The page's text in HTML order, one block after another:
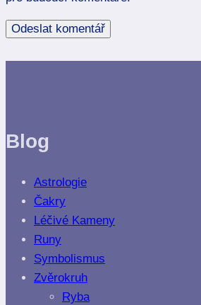
Blog
Astrologie
Čakry
Léčivé Kameny
Runy
Symbolismus
Zvěrokruh
Ryba